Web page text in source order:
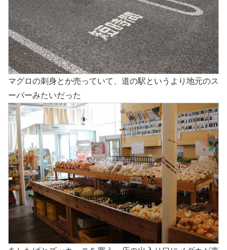
マグロの刺身とか売っていて、道の駅というより地元のス
ーパーみたいだった